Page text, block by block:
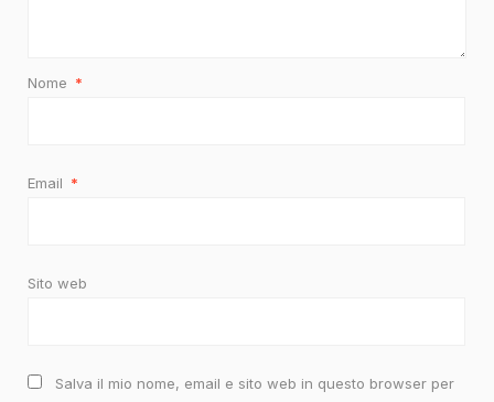
Nome *
Email *
Sito web
Salva il mio nome, email e sito web in questo browser per